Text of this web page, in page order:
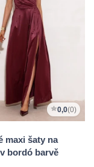
0,0(0)
maxi šaty na
bordó barvě